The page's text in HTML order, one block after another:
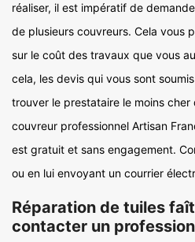
réaliser, il est impératif de
de plusieurs couvreurs. Cela vous
sur le coût des travaux que vous
cela, les devis qui vous sont
trouver le prestataire le moins cher
couvreur professionnel Artisan
est gratuit et sans engagement.
ou en lui envoyant un courrier
Réparation de tuiles
contacter un